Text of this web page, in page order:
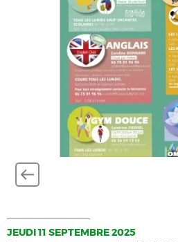
JEUDI 11 SEPTEMBRE 2025